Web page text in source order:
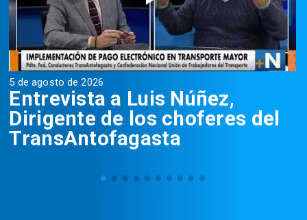
5 de agosto de 2026
Entrevista a Luis Núñez,
Dirigente de los choferes del
TransAntofagasta